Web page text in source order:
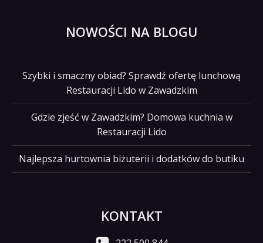
NOWOŚCI NA BLOGU
Szybki i smaczny obiad? Sprawdź ofertę lunchową
Restauracji Lido w Zawadzkim
Gdzie zjeść w Zawadzkim? Domowa kuchnia w
Restauracji Lido
Najlepsza hurtownia biżuterii i dodatków do butiku
KONTAKT